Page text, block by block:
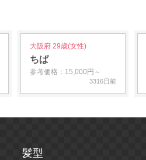
大阪府 29歳(女性)
ちぱ
参考価格：15,000円～
3316日前
髪型